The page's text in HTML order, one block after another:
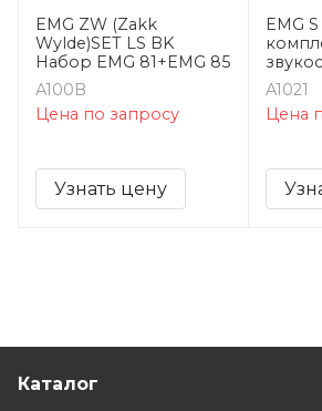
EMG ZW (Zakk
Wylde)SET LS BK
Набор EMG 81+EMG 85
A100B
Цена по запросу
Узнать цену
EMG
A1021
Цена
Каталог